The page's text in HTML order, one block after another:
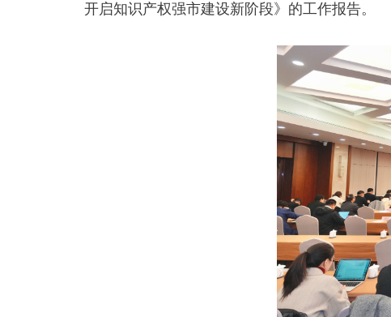
开启知识产权强市建设新阶段》的工作报告。